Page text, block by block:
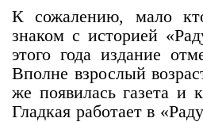
К сожалению, мало
знаком с историей
этого года издание
Вполне взрослый
же появилась газета и
Гладкая работает в